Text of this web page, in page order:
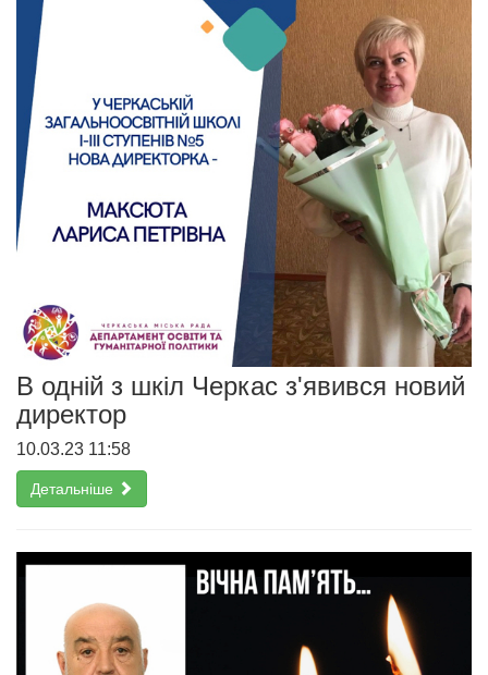
В одній з шкіл Черкас з'явився новий
директор
10.03.23 11:58
Детальніше